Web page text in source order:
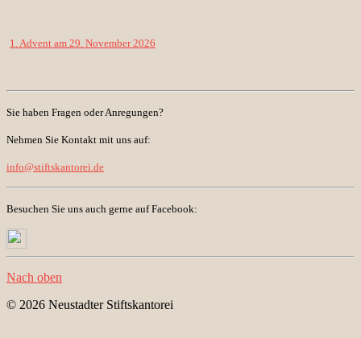
1. Advent am 29. November 2026
Sie haben Fragen oder Anregungen?
Nehmen Sie Kontakt mit uns auf:
info@stiftskantorei.de
Besuchen Sie uns auch gerne auf Facebook:
Nach oben
© 2026 Neustadter Stiftskantorei